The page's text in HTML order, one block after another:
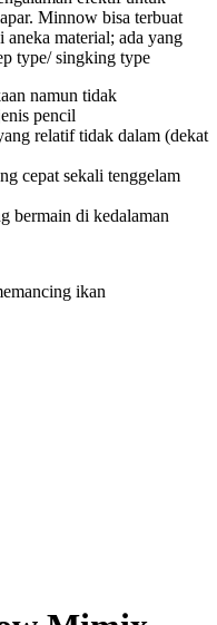
Minnow bisa terbuat
material; ada yang
type/ singking type
namun tidak
pencil
relatif tidak dalam (dekat
cepat sekali tenggelam
bermain di kedalaman
ikan